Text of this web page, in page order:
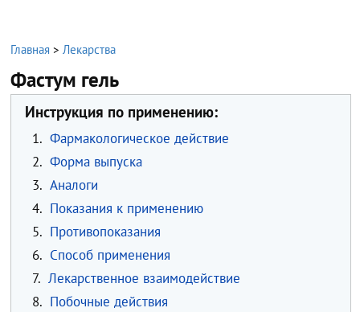
Главная >Лекарства
Фастум гель
Инструкция по применению:
1. Фармакологическое действие
2. Форма выпуска
3. Аналоги
4. Показания к применению
5. Противопоказания
6. Способ применения
7. Лекарственное взаимодействие
8. Побочные действия